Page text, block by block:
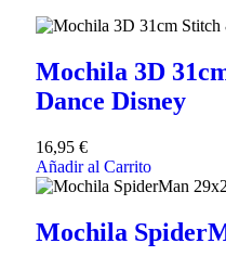
Mochila 3D
Dance Disney
16,95 €
Añadir al Carrito
Mochila